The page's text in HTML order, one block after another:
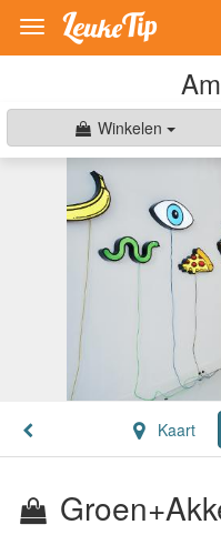
Toggle
navigation
Winkelen
Kaart